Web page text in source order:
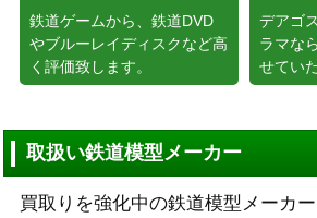
鉄道ゲームから、鉄道DVD
やブルーレイディスクなど高
く評価致します。
デアゴ
ラマな
せてい
取扱い鉄道模型メーカー
買取りを強化中の鉄道模型メーカ